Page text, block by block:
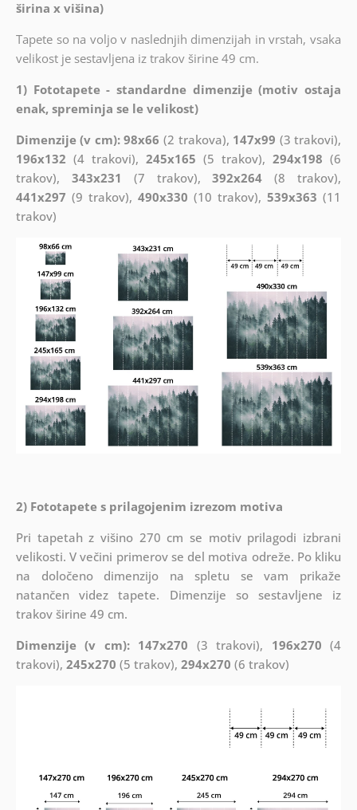
širina x višina)
Tapete so na voljo v naslednjih dimenzijah in vrstah, vsaka
velikost je sestavljena iz trakov širine 49 cm.
1) Fototapete - standardne dimenzije (motiv ostaja
enak, spreminja se le velikost)
Dimenzije (v cm): 98x66 (2 trakova), 147x99 (3 trakovi),
196x132 (4 trakovi), 245x165 (5 trakov),294x198 (6
trakov), 343x231 (7 trakov),392x264 (8 trakov),
441x297 (9 trakov), 490x330 (10 trakov),539x363 (11
trakov)
2) Fototapete s prilagojenim izrezom motiva
Pri tapetah z višino 270 cm se motiv prilagodi izbrani
velikosti. V večini primerov se del motiva odreže. Po kliku
na določeno dimenzijo na spletu se vam prikaže
natančen videz tapete. Dimenzije so sestavljene iz
trakov širine 49 cm.
Dimenzije (v cm): 147x270 (3 trakovi), 196x270 (4
trakovi), 245x270 (5 trakov), 294x270 (6 trakov)